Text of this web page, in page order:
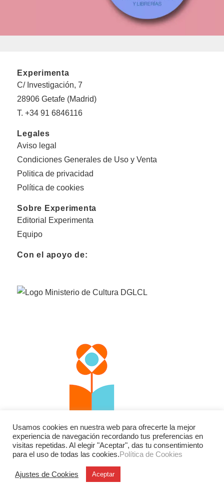
Experimenta
C/ Investigación, 7
28906 Getafe (Madrid)
T. +34 91 6846116
Legales
Aviso legal
Condiciones Generales de Uso y Venta
Politica de privacidad
Política de cookies
Sobre Experimenta
Editorial Experimenta
Equipo
Con el apoyo de:
Facebook Twitter
Usamos cookies en nuestra web para ofrecerte la mejor
experiencia de navegación recordando tus preferencias en
visitas repetidas. Al elegir "Aceptar", das tu consentimiento
para el uso de todas las cookies.Política de Cookies
Ajustes de Cookies Aceptar